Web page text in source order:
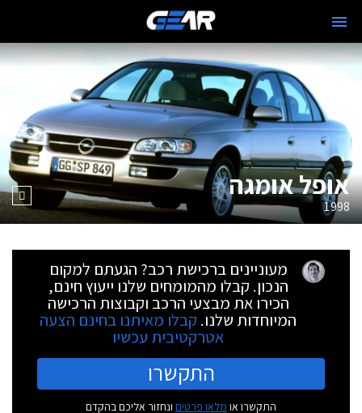
אופל אומגה
1998
מעוניינים ברכישת רכב? הגעתם למקום
הנכון. קבלו מהמומחים שלנו ייעוץ חינם,
הכירו את מבצעי הרכב וקבוצות הרכישה
המיוחדות שלנו. קבלו מאיתנו בחינם הצעה
אטרקטיבית עכשיו
התקשרו
התקשרו או מלאו פרטים ונחזור אליכם בהקדם